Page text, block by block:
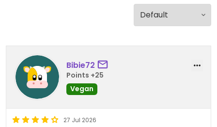
Bibie72
Points +25
Vegan
27 Jul 2026